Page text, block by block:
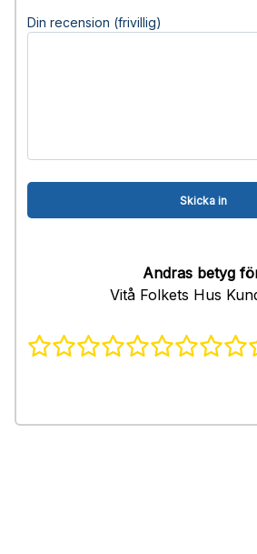
Din recension (frivillig)
Andras betyg
Vitå Folkets Hus